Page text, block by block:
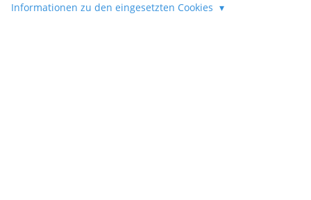
Informationen zu den eingesetzten Cookies